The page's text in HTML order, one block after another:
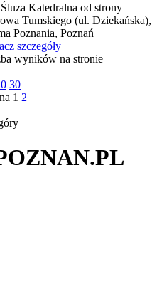
Śluza Katedralna od strony
Tumskiego (ul. Dziekańska),
Poznania, Poznań
szczegóły
wyników na stronie
30
1 2